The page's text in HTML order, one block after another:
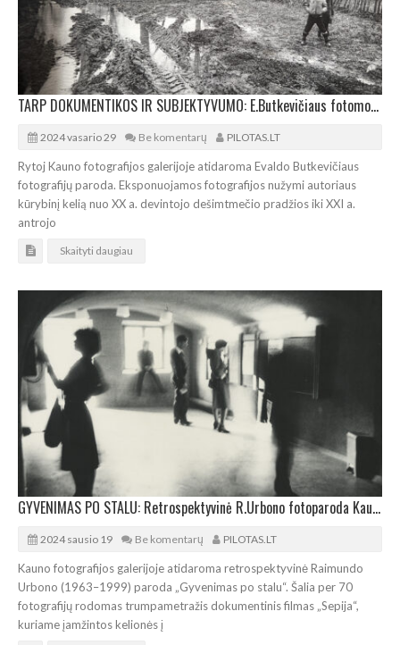
TARP DOKUMENTIKOS IR SUBJEKTYVUMO: E.Butkevičiaus fotomozaika Kauno fotografijos galerijoje
2024 vasario 29 Be komentarų PILOTAS.LT
Rytoj Kauno fotografijos galerijoje atidaroma Evaldo Butkevičiaus
fotografijų paroda. Eksponuojamos fotografijos nužymi autoriaus
kūrybinį kelią nuo XX a. devintojo dešimtmečio pradžios iki XXI a.
antrojo
Skaityti daugiau
GYVENIMAS PO STALU: Retrospektyvinė R.Urbono fotoparoda Kauno fotografijos galerijoje
2024 sausio 19 Be komentarų PILOTAS.LT
Kauno fotografijos galerijoje atidaroma retrospektyvinė Raimundo
Urbono (1963–1999) paroda „Gyvenimas po stalu“. Šalia per 70
fotografijų rodomas trumpametražis dokumentinis filmas „Sepija“,
kuriame įamžintos kelionės į